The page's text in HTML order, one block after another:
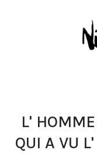
L'
QUI A VU